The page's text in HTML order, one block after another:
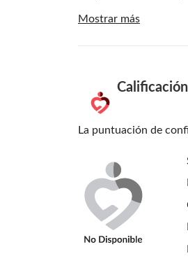
Mostrar más
La puntuación de